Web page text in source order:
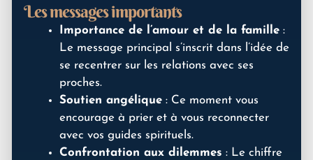
Les messages importants
Importance de l’amour et de la famille :
Le message principal s’inscrit dans l’idée de
se recentrer sur les relations avec ses
proches.
Soutien angélique : Ce moment vous
encourage à prier et à vous reconnecter
avec vos guides spirituels.
Confrontation aux dilemmes : Le chiffre